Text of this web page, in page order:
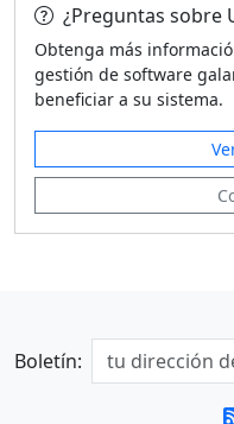
¿Preguntas sobre
Obtenga más
gestión de software
beneficiar a su sistema.
Boletín: